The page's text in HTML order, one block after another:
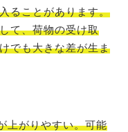
ることがあります。
て、荷物の受け取
でも大きな差が生ま
上がりやすい。可能